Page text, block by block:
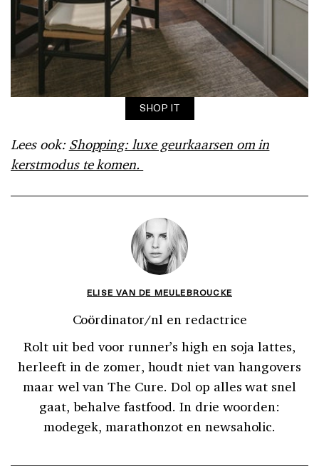
SHOP IT
Lees ook: Shopping: luxe geurkaarsen om in
kerstmodus te komen.
ELISE VAN DE MEULEBROUCKE
Coördinator/nl en redactrice
Rolt uit bed voor runner’s high en soja lattes,
herleeft in de zomer, houdt niet van hangovers
maar wel van The Cure. Dol op alles wat snel
gaat, behalve fastfood. In drie woorden:
modegek, marathonzot en newsaholic.